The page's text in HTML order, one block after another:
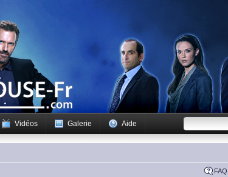
Vidéos Galerie Aide
FAQ